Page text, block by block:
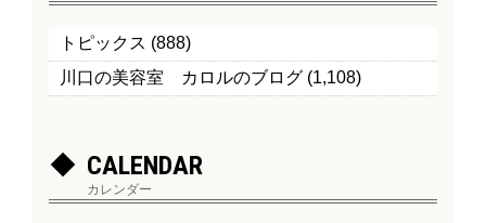
トピックス (888)
川口の美容室 カロルのブログ (1,108)
CALENDAR
カレンダー